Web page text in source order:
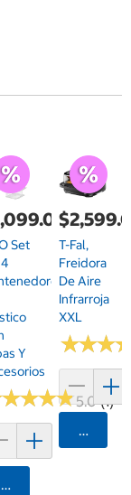
Set
Y
★★★★
★★★★5.0 (1)
Agregar
T-Fal,
Freidora
De Aire
Infrarroja
XXL
★★★
★★★